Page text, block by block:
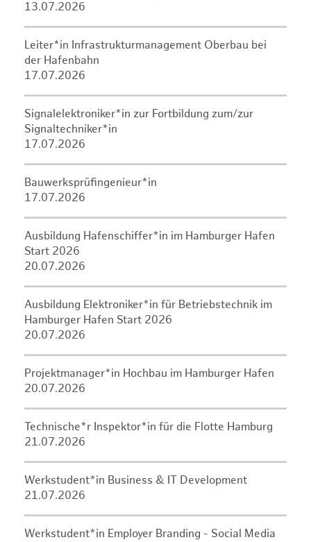
13.07.2026
Leiter*in Infrastrukturmanagement Oberbau bei
der Hafenbahn
17.07.2026
Signalelektroniker*in zur Fortbildung zum/zur
Signaltechniker*in
17.07.2026
Bauwerksprüfingenieur*in
17.07.2026
Ausbildung Hafenschiffer*in im Hamburger Hafen
Start 2026
20.07.2026
Ausbildung Elektroniker*in für Betriebstechnik im
Hamburger Hafen Start 2026
20.07.2026
Projektmanager*in Hochbau im Hamburger Hafen
20.07.2026
Technische*r Inspektor*in für die Flotte Hamburg
21.07.2026
Werkstudent*in Business & IT Development
21.07.2026
Werkstudent*in Employer Branding - Social Media